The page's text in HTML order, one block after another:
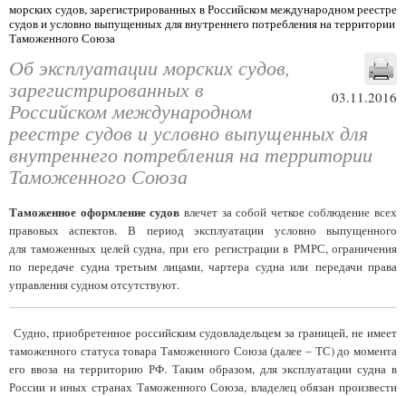
морских судов, зарегистрированных в Российском международном реестре
судов и условно выпущенных для внутреннего потребления на территории
Таможенного Союза
03.11.2016
Об эксплуатации морских судов,
зарегистрированных в
Российском международном
реестре судов и условно выпущенных для
внутреннего потребления на территории
Таможенного Союза
Таможенное оформление судов влечет за собой четкое соблюдение всех
правовых аспектов. В период эксплуатации условно выпущенного
для таможенных целей судна, при его регистрации в РМРС, ограничения
по передаче судна третьим лицами, чартера судна или передачи права
управления судном отсутствуют.
Судно, приобретенное российским судовладельцем за границей, не имеет
таможенного статуса товара Таможенного Союза (далее – ТС) до момента
его ввоза на территорию РФ. Таким образом, для эксплуатации судна в
России и иных странах Таможенного Союза, владелец обязан произвести